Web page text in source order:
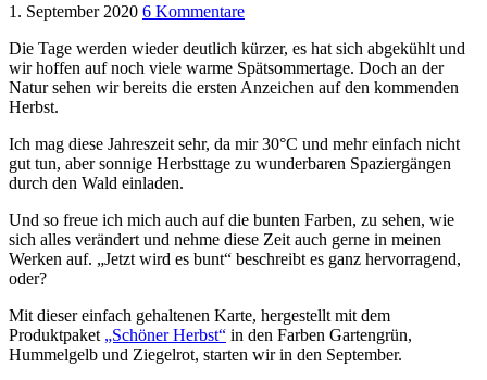
1. September 2020 6 Kommentare
Die Tage werden wieder deutlich kürzer, es hat sich abgekühlt und
wir hoffen auf noch viele warme Spätsommertage. Doch an der
Natur sehen wir bereits die ersten Anzeichen auf den kommenden
Herbst.
Ich mag diese Jahreszeit sehr, da mir 30°C und mehr einfach nicht
gut tun, aber sonnige Herbsttage zu wunderbaren Spaziergängen
durch den Wald einladen.
Und so freue ich mich auch auf die bunten Farben, zu sehen, wie
sich alles verändert und nehme diese Zeit auch gerne in meinen
Werken auf. „Jetzt wird es bunt“ beschreibt es ganz hervorragend,
oder?
Mit dieser einfach gehaltenen Karte, hergestellt mit dem
Produktpaket „Schöner Herbst“ in den Farben Gartengrün,
Hummelgelb und Ziegelrot, starten wir in den September.